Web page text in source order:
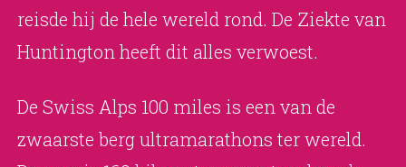
reisde hij de hele wereld rond. De Ziekte van
Huntington heeft dit alles verwoest.
De Swiss Alps 100 miles is een van de
zwaarste berg ultramarathons ter wereld.